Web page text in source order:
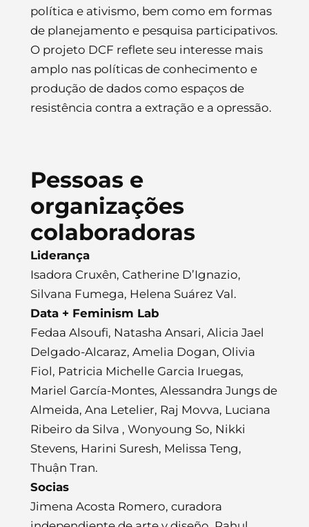
política e ativismo, bem como em formas
de planejamento e pesquisa participativos.
O projeto DCF reflete seu interesse mais
amplo nas políticas de conhecimento e
produção de dados como espaços de
resistência contra a extração e a opressão.
Pessoas e
organizações
colaboradoras
Liderança
Isadora Cruxên, Catherine D’Ignazio,
Silvana Fumega, Helena Suárez Val.
Data + Feminism Lab
Fedaa Alsoufi, Natasha Ansari, Alicia Jael
Delgado-Alcaraz, Amelia Dogan, Olivia
Fiol, Patricia Michelle Garcia Iruegas,
Mariel García-Montes, Alessandra Jungs de
Almeida, Ana Letelier, Raj Movva, Luciana
Ribeiro da Silva , Wonyoung So, Nikki
Stevens, Harini Suresh, Melissa Teng,
Thuận Tran.
Socias
Jimena Acosta Romero, curadora